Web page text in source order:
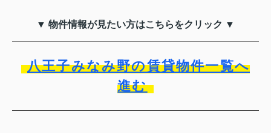
▼ 物件情報が見たい方はこちらをクリック ▼
八王子みなみ野の賃貸物件一覧へ
進む